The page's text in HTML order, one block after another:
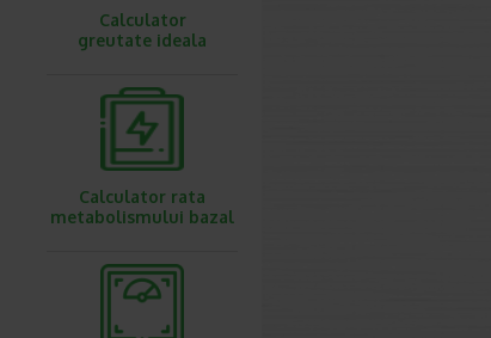
Calculator
greutate ideala
Calculator rata
metabolismului bazal